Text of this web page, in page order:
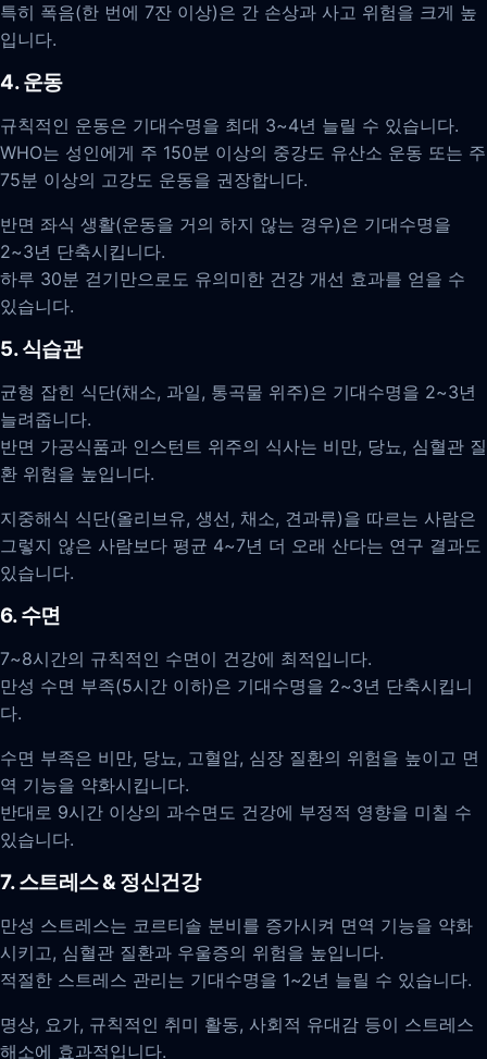
특히 폭음(한 번에 7잔 이상)은 간 손상과 사고 위험을 크게 높
입니다.
4. 운동
규칙적인 운동은 기대수명을 최대 3~4년 늘릴 수 있습니다.
WHO는 성인에게 주 150분 이상의 중강도 유산소 운동 또는 주
75분 이상의 고강도 운동을 권장합니다.
반면 좌식 생활(운동을 거의 하지 않는 경우)은 기대수명을
2~3년 단축시킵니다.
하루 30분 걷기만으로도 유의미한 건강 개선 효과를 얻을 수
있습니다.
5. 식습관
균형 잡힌 식단(채소, 과일, 통곡물 위주)은 기대수명을 2~3년
늘려줍니다.
반면 가공식품과 인스턴트 위주의 식사는 비만, 당뇨, 심혈관 질
환 위험을 높입니다.
지중해식 식단(올리브유, 생선, 채소, 견과류)을 따르는 사람은
그렇지 않은 사람보다 평균 4~7년 더 오래 산다는 연구 결과도
있습니다.
6. 수면
7~8시간의 규칙적인 수면이 건강에 최적입니다.
만성 수면 부족(5시간 이하)은 기대수명을 2~3년 단축시킵니
다.
수면 부족은 비만, 당뇨, 고혈압, 심장 질환의 위험을 높이고 면
역 기능을 약화시킵니다.
반대로 9시간 이상의 과수면도 건강에 부정적 영향을 미칠 수
있습니다.
7. 스트레스 & 정신건강
만성 스트레스는 코르티솔 분비를 증가시켜 면역 기능을 약화
시키고, 심혈관 질환과 우울증의 위험을 높입니다.
적절한 스트레스 관리는 기대수명을 1~2년 늘릴 수 있습니다.
명상, 요가, 규칙적인 취미 활동, 사회적 유대감 등이 스트레스
해소에 효과적입니다.